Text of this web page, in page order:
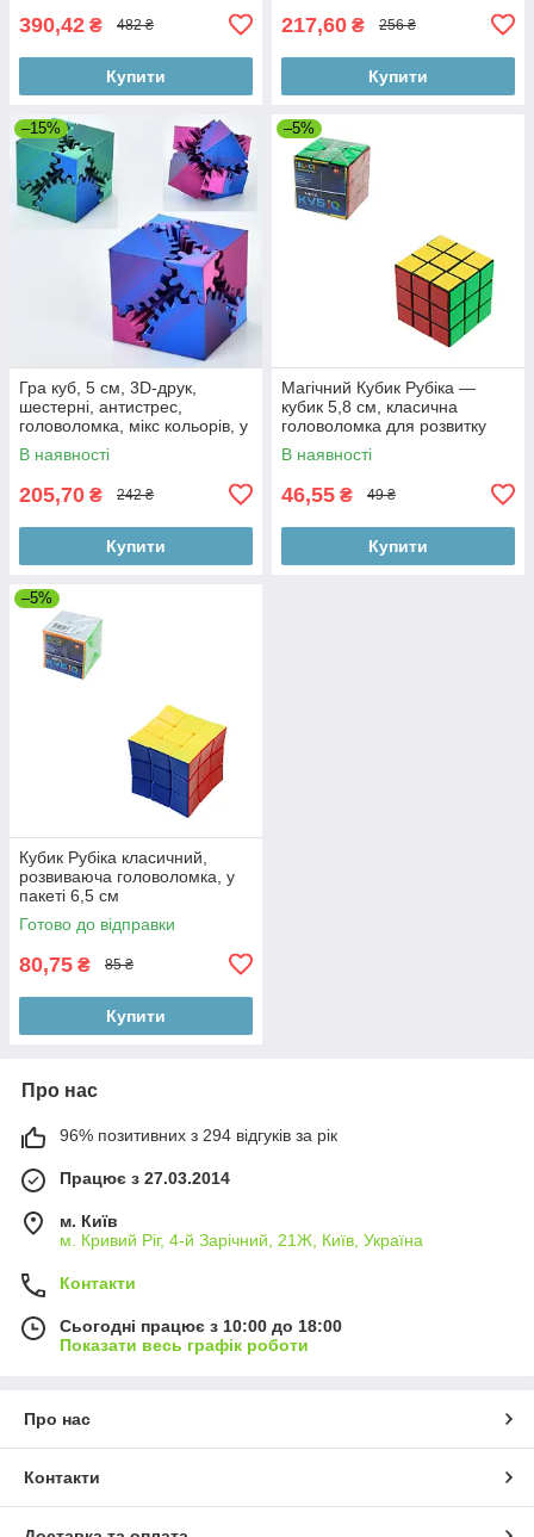
390,42 ₴ 482 ₴
Купити
217,60 ₴ 256 ₴
Купити
–15%
Гра куб, 5 см, 3D-друк,
шестерні, антистрес,
головоломка, мікс кольорів, у
коробці
В наявності
205,70 ₴ 242 ₴
Купити
–5%
Магічний Кубик Рубіка —
кубик 5,8 см, класична
головоломка для розвитку
логіки
В наявності
46,55 ₴ 49 ₴
Купити
–5%
Кубик Рубіка класичний,
розвиваюча головоломка, у
пакеті 6,5 см
Готово до відправки
80,75 ₴ 85 ₴
Купити
Про нас
96% позитивних з 294 відгуків за рік
Працює з 27.03.2014
м. Київ
м. Кривий Ріг, 4-й Зарічний, 21Ж, Київ, Україна
Контакти
Сьогодні працює з 10:00 до 18:00
Показати весь графік роботи
Про нас
Контакти